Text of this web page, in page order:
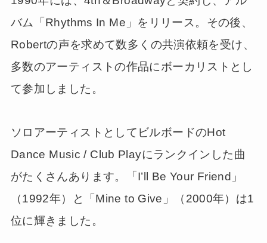
バム「Rhythms In Me」をリリース。その後、
Robertの声を求めて数多くの共演依頼を受け、
多数のアーティストの作品にボーカリストとし
て参加しました。
ソロアーティストとしてビルボードのHot
Dance Music / Club Playにランクインした曲
がたくさんあります。「I’ll Be Your Friend」
（1992年）と「Mine to Give」（2000年）は1
位に輝きました。